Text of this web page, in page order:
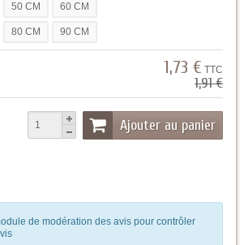
50 CM 60 CM
80 CM 90 CM
1,73 € TTC
1,91 €
Ajouter au panier
de modération des avis pour contrôler